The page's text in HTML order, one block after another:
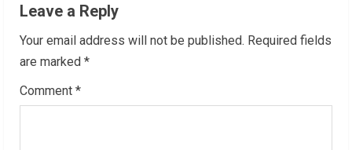
e
R
e
Leave a Reply
Your email address will not be published. Required fields
are marked *
Comment *